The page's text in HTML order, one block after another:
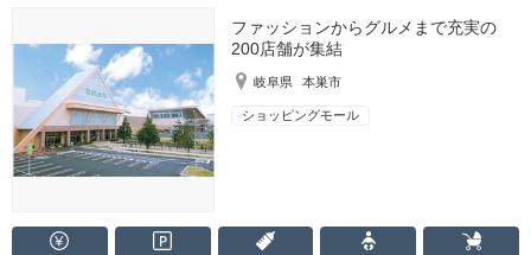
ファッションからグルメまで充実の
200店舗が集結
岐阜県 本巣市
ショッピングモール